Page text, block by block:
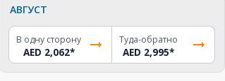
АВГУСТ
В одну сторону
AED 2,062*
Туда-обратно
AED 2,995*